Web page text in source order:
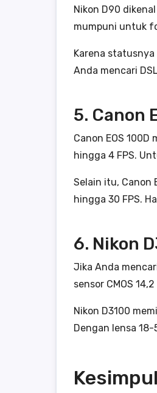
Nikon D90
mumpuni untuk
Karena
Anda mencari
5. Canon
Canon EOS
hingga 4 FPS.
Selain itu, Canon
hingga 30 FPS.
6. Nikon
Jika Anda
sensor CMOS
Nikon D3100
Dengan lensa